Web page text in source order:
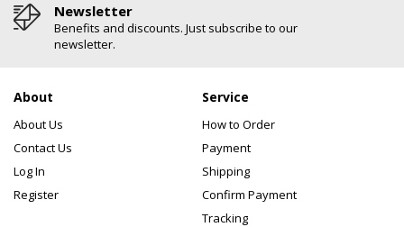
Newsletter
Benefits and discounts. Just subscribe to our
newsletter.
About
About Us
Contact Us
Log In
Register
Service
How to Order
Payment
Shipping
Confirm Payment
Tracking